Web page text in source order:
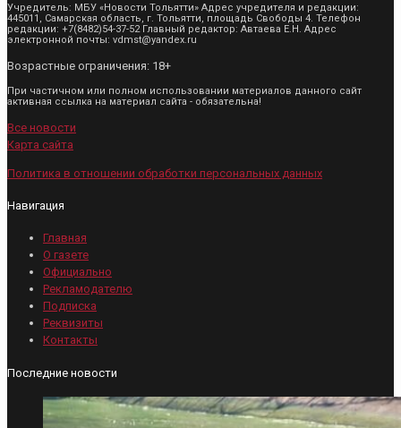
Учредитель: МБУ «Новости Тольятти» Адрес учредителя и редакции:
445011, Самарская область, г. Тольятти, площадь Свободы 4. Телефон
редакции: +7(8482)54-37-52 Главный редактор: Автаева Е.Н. Адрес
электронной почты: vdmst@yandex.ru
Возрастные ограничения: 18+
При частичном или полном использовании материалов данного сайт
активная ссылка на материал сайта - обязательна!
Все новости
Карта сайта
Политика в отношении обработки персональных данных
Навигация
Главная
О газете
Официально
Рекламодателю
Подписка
Реквизиты
Контакты
Последние новости